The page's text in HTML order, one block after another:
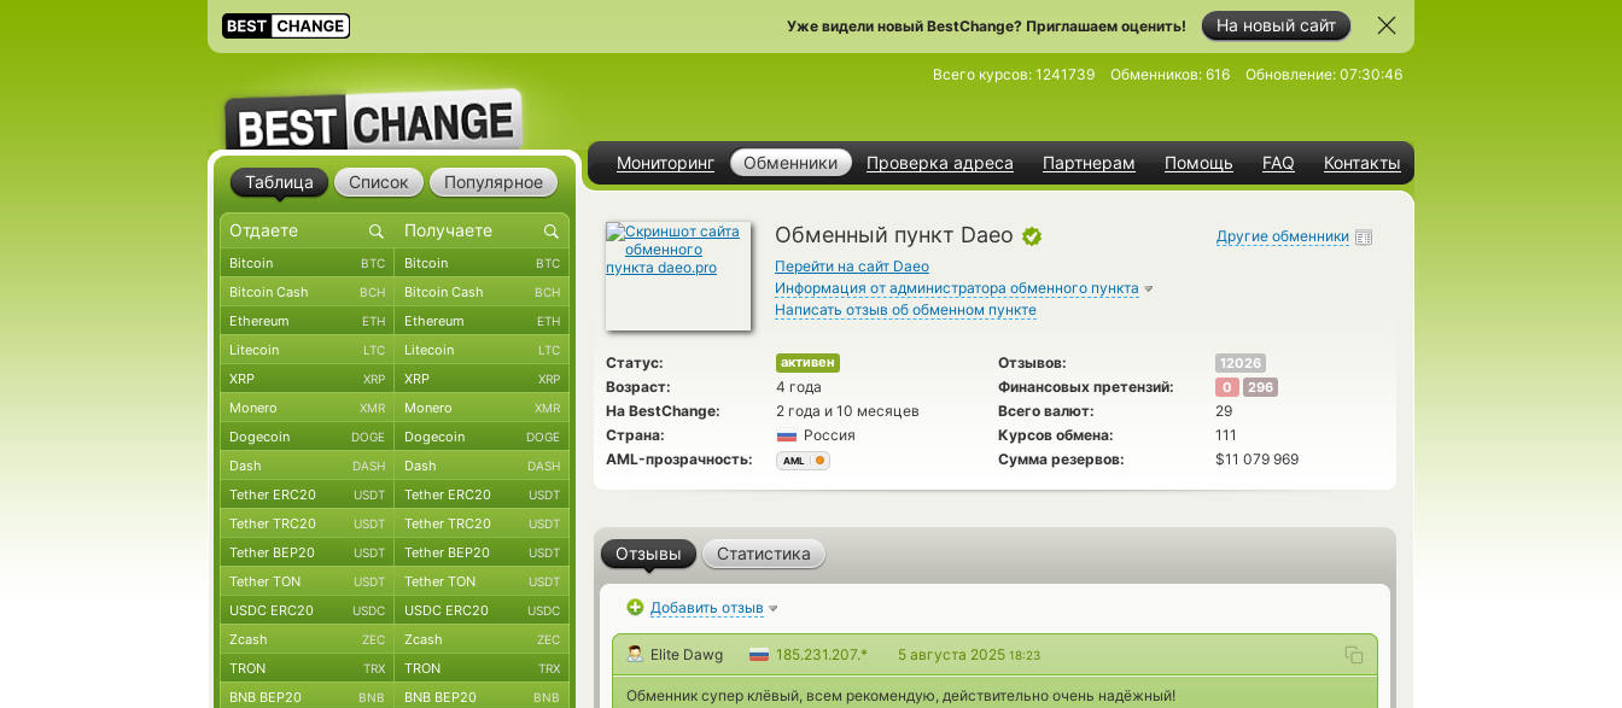
На новый сайт
Уже видели новый BestChange? Приглашаем оценить!
Мониторинг Обменники Проверка адреса Партнерам Помощь FAQ Контакты
Всего курсов: 1241739 Обменников: 616 Обновление: 07:30:46
Обменный пункт Daeo
Перейти на сайт Daeo
Информация от администратора обменного пункта
Написать отзыв об обменном пункте
Другие обменники
Статус: активен Отзывов: 12026
Возраст: 4 года Финансовых претензий: 0 296
На BestChange: 2 года и 10 месяцев Всего валют:
29
Страна:
Россия Курсов обмена:
111
AML-прозрачность:
AML Сумма резервов: $11 079 969
Отзывы Статистика
Добавить отзыв
Elite Dawg 185.231.207.* 5 августа 2025 18:23
Обменник супер клёвый, всем рекомендую, действительно очень надёжный!
Таблица Список Популярное
Bitcoin BTC Bitcoin BTC
Bitcoin Cash BCH Bitcoin Cash BCH
Ethereum ETH Ethereum ETH
Litecoin LTC Litecoin LTC
XRP XRP XRP XRP
Monero XMR Monero XMR
Dogecoin DOGE Dogecoin DOGE
Dash DASH Dash DASH
Tether ERC20 USDT Tether ERC20 USDT
Tether TRC20 USDT Tether TRC20 USDT
Tether BEP20 USDT Tether BEP20 USDT
Tether TON USDT Tether TON USDT
USDC ERC20 USDC USDC ERC20 USDC
Zcash ZEC Zcash ZEC
TRON TRX TRON TRX
BNB BEP20 BNB BNB BEP20 BNB